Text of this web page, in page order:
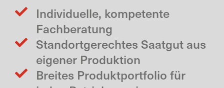
Individuelle, kompetente
Fachberatung
Standortgerechtes Saatgut aus
eigener Produktion
Breites Produktportfolio für